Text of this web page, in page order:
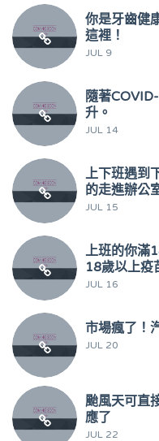
你是牙齒健
這裡！
JUL 9
隨著
升。
JUL 14
上下班遇到
的走進辦公
JUL 15
上班的你滿
18歲以上疫
JUL 16
市場瘋了！
JUL 20
颱風天可直
應了
JUL 22